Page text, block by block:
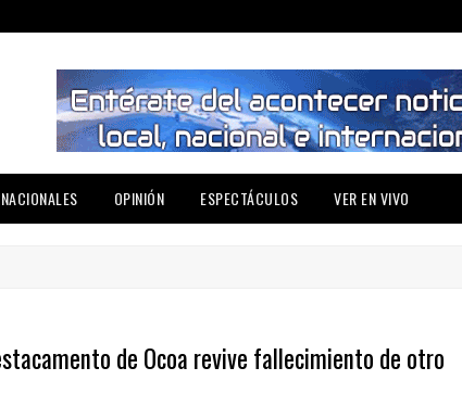
OPINIÓN ESPECTÁCULOS VER EN VIVO
de Ocoa revive fallecimiento de otro